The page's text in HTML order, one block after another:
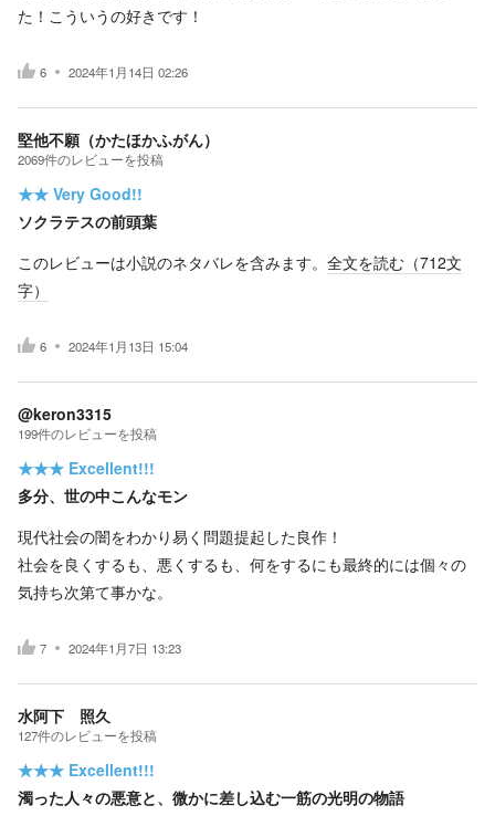
た！こういうの好きです！
6 2024年1月14日 02:26
堅他不願（かたほかふがん）
2069件のレビューを投稿
★★ Very Good!!
ソクラテスの前頭葉
このレビューは小説のネタバレを含みます。 全文を読む（712文
字）
6 2024年1月13日 15:04
@keron3315
199件のレビューを投稿
★★★ Excellent!!!
多分、世の中こんなモン
現代社会の闇をわかり易く問題提起した良作！
社会を良くするも、悪くするも、何をするにも最終的には個々の
気持ち次第て事かな。
7 2024年1月7日 13:23
水阿下 照久
127件のレビューを投稿
★★★ Excellent!!!
濁った人々の悪意と、微かに差し込む一筋の光明の物語